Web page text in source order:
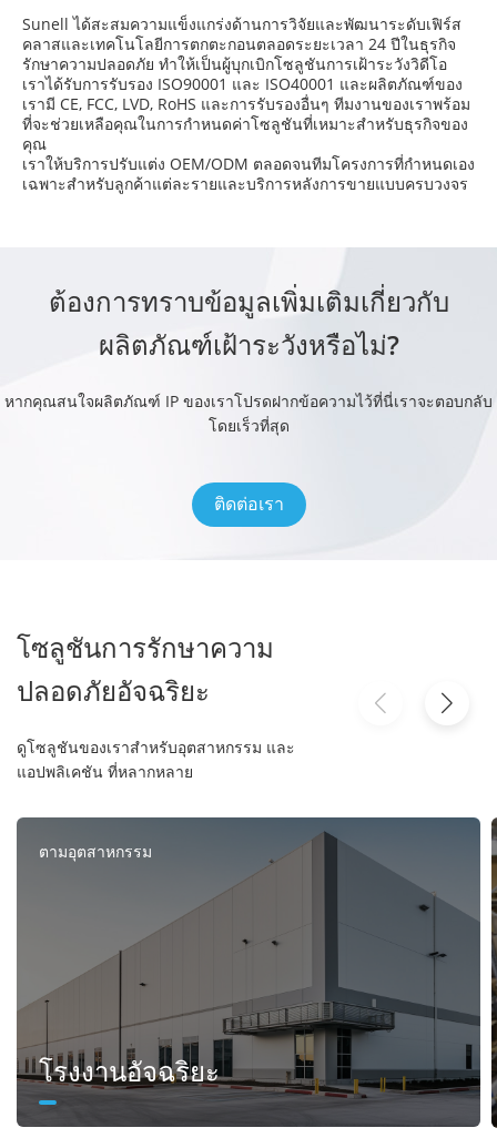
Sunell ได้สะสมความแข็งแกร่งด้านการวิจัยและพัฒนาระดับเฟิร์ส
คลาสและเทคโนโลยีการตกตะกอนตลอดระยะเวลา 24 ปีในธุรกิจ
รักษาความปลอดภัย ทําให้เป็นผู้บุกเบิกโซลูชันการเฝ้าระวังวิดีโอ
เราได้รับการรับรอง ISO90001 และ ISO40001 และผลิตภัณฑ์ของ
เรามี CE, FCC, LVD, RoHS และการรับรองอื่นๆ ทีมงานของเราพร้อม
ที่จะช่วยเหลือคุณในการกําหนดค่าโซลูชันที่เหมาะสําหรับธุรกิจของ
คุณ
เราให้บริการปรับแต่ง OEM/ODM ตลอดจนทีมโครงการที่กําหนดเอง
เฉพาะสําหรับลูกค้าแต่ละรายและบริการหลังการขายแบบครบวงจร
ต้องการทราบข้อมูลเพิ่มเติมเกี่ยวกับ
ผลิตภัณฑ์เฝ้าระวังหรือไม่?
หากคุณสนใจผลิตภัณฑ์ IP ของเราโปรดฝากข้อความไว้ที่นี่เราจะตอบกลับ
โดยเร็วที่สุด
ติดต่อเรา
โซลูชันการรักษาความ
ปลอดภัยอัจฉริยะ
ดูโซลูชันของเราสำหรับอุตสาหกรรม และ
แอปพลิเคชัน ที่หลากหลาย
ตามอุตสาหกรรม
โรงงานอัจฉริยะ